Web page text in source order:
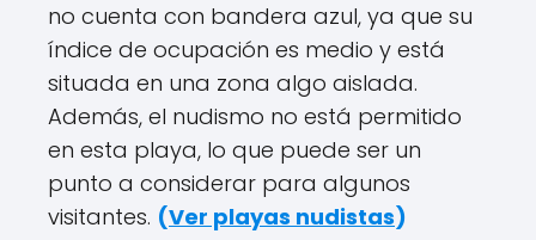
no cuenta con bandera azul, ya que su
índice de ocupación es medio y está
situada en una zona algo aislada.
Además, el nudismo no está permitido
en esta playa, lo que puede ser un
punto a considerar para algunos
visitantes. (Ver playas nudistas)